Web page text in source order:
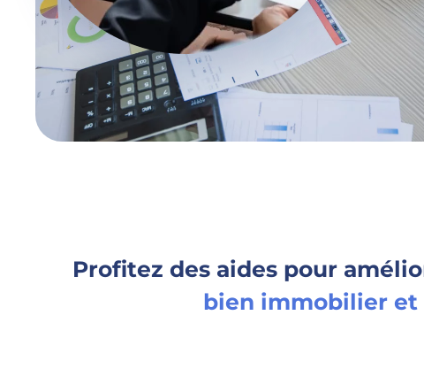
Profitez des aides pour
bien immobilier et